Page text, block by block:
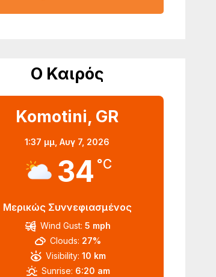
Ο Καιρός
Komotini, GR
1:37 μμ,Αυγ 7, 2026
34 °C
Μερικώς Συννεφιασμένος
Wind Gust: 5 mph
Clouds: 27%
Visibility: 10 km
Sunrise: 6:20 am